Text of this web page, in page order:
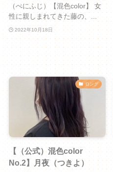
（べにふじ）【混色color】 女
性に親しまれてきた藤の、...
2022年10月18日
ロング
【（公式）混色color
No.2】月夜（つきよ）